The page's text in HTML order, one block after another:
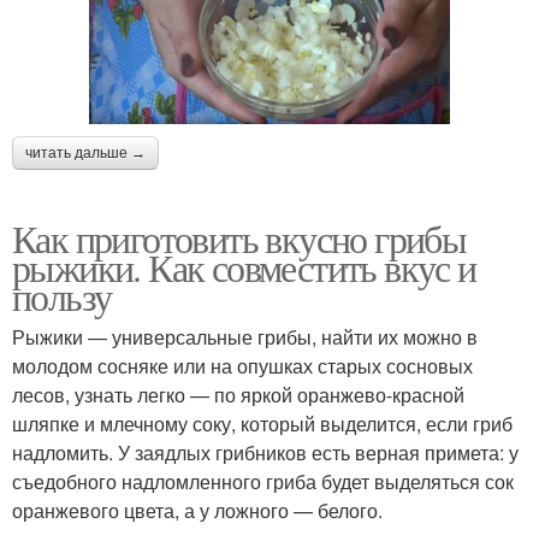
читать дальше →
Как приготовить вкусно грибы
рыжики. Как совместить вкус и
пользу
Рыжики — универсальные грибы, найти их можно в
молодом сосняке или на опушках старых сосновых
лесов, узнать легко — по яркой оранжево-красной
шляпке и млечному соку, который выделится, если гриб
надломить. У заядлых грибников есть верная примета: у
съедобного надломленного гриба будет выделяться сок
оранжевого цвета, а у ложного — белого.